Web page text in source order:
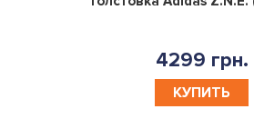
Толстовка Adidas
4299 грн.
КУПИТЬ